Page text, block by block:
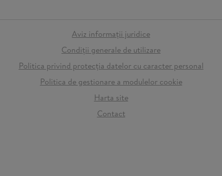
Aviz informații juridice
Condiții generale de utilizare
Politica privind protecția datelor cu caracter personal
Politica de gestionare a modulelor cookie
Harta site
Contact